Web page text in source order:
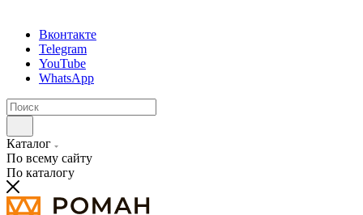
Вконтакте
Telegram
YouTube
WhatsApp
Каталог
По всему сайту
По каталогу